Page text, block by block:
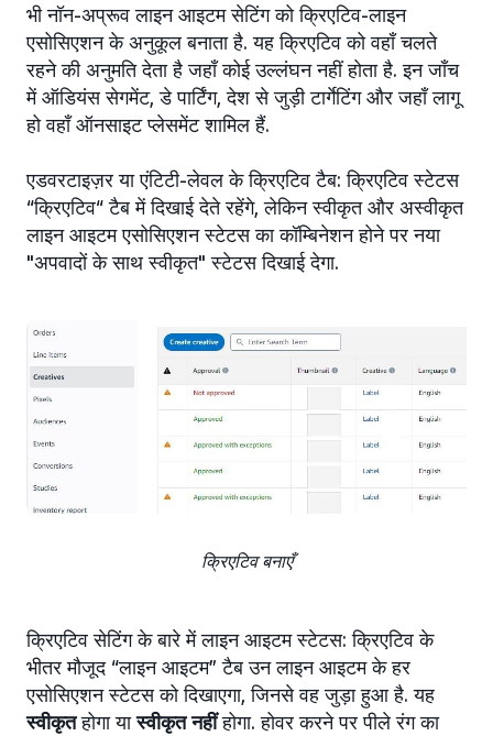
भी नॉन-अप्रूव लाइन आइटम सेटिंग को क्रिएटिव-लाइन
एसोसिएशन के अनुकूल बनाता है. यह क्रिएटिव को वहाँ चलते
रहने की अनुमति देता है जहाँ कोई उल्लंघन नहीं होता है. इन जाँच
में ऑडियंस सेगमेंट, डे पार्टिंग, देश से जुड़ी टार्गेटिंग और जहाँ लागू
हो वहाँ ऑनसाइट प्लेसमेंट शामिल हैं.
एडवरटाइज़र या एंटिटी-लेवल के क्रिएटिव टैब: क्रिएटिव स्टेटस
“क्रिएटिव“ टैब में दिखाई देते रहेंगे, लेकिन स्वीकृत और अस्वीकृत
लाइन आइटम एसोसिएशन स्टेटस का कॉम्बिनेशन होने पर नया
"अपवादों के साथ स्वीकृत" स्टेटस दिखाई देगा.
क्रिएटिव बनाएँ
क्रिएटिव सेटिंग के बारे में लाइन आइटम स्टेटस: क्रिएटिव के
भीतर मौजूद “लाइन आइटम” टैब उन लाइन आइटम के हर
एसोसिएशन स्टेटस को दिखाएगा, जिनसे वह जुड़ा हुआ है. यह
स्वीकृतहोगा यास्वीकृत नहींहोगा. होवर करने पर पीले रंग का